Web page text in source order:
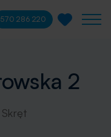
570 286 220
2
Skręt